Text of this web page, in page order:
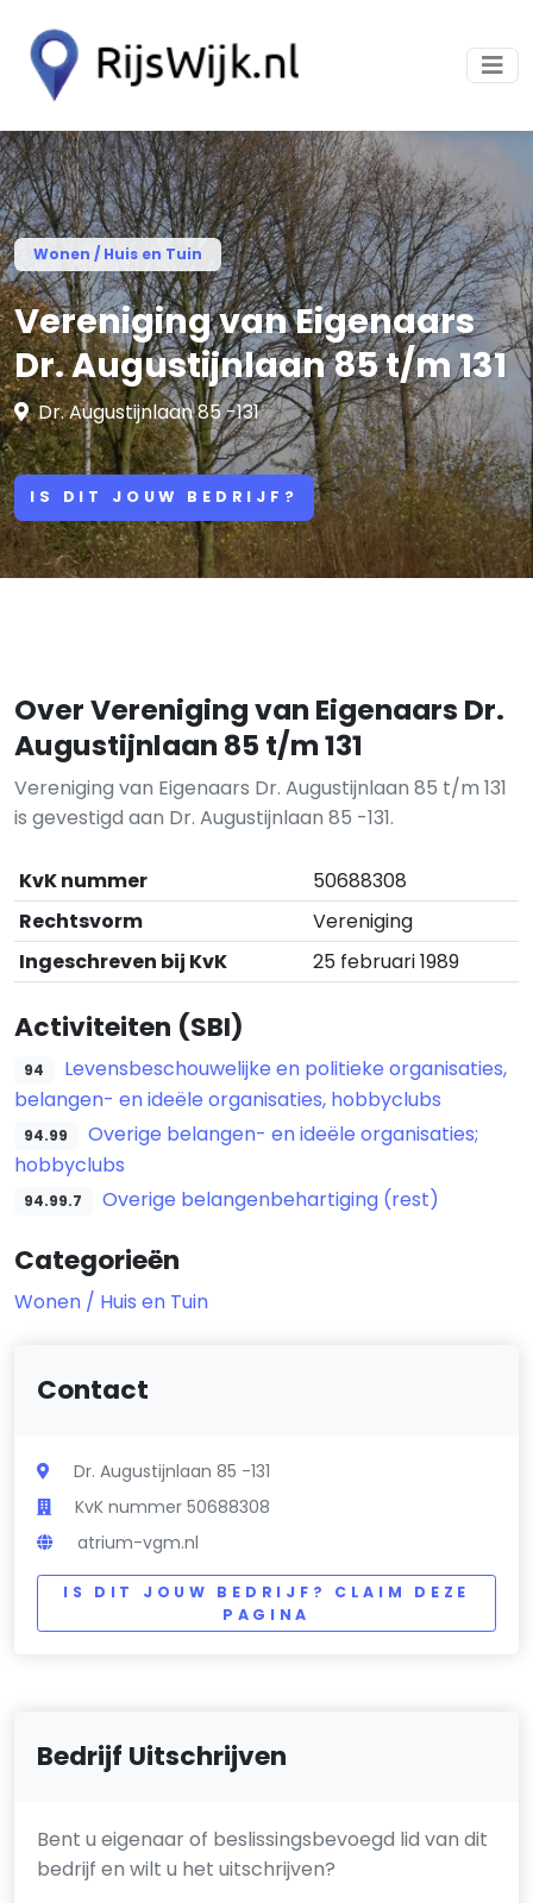
Wonen / Huis en Tuin
Vereniging van Eigenaars
Dr. Augustijnlaan 85 t/m 131
Dr. Augustijnlaan 85 -131
IS DIT JOUW BEDRIJF?
Over Vereniging van Eigenaars Dr.
Augustijnlaan 85 t/m 131
Vereniging van Eigenaars Dr. Augustijnlaan 85 t/m 131
is gevestigd aan Dr. Augustijnlaan 85 -131.
KvK nummer
50688308
Rechtsvorm
Vereniging
Ingeschreven bij KvK
25 februari 1989
Activiteiten (SBI)
94
Levensbeschouwelijke en politieke organisaties,
belangen- en ideële organisaties, hobbyclubs
94.99
Overige belangen- en ideële organisaties;
hobbyclubs
94.99.7 Overige belangenbehartiging (rest)
Categorieën
Wonen / Huis en Tuin
Contact
Dr. Augustijnlaan 85 -131
KvK nummer 50688308
atrium-vgm.nl
IS DIT JOUW BEDRIJF? CLAIM DEZE
PAGINA
Bedrijf Uitschrijven
Bent u eigenaar of beslissingsbevoegd lid van dit
bedrijf en wilt u het uitschrijven?